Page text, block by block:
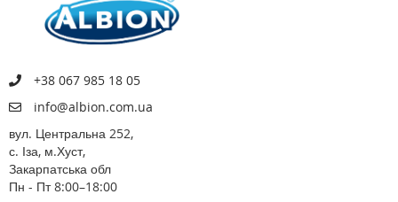
+38 067 985 18 05
info@albion.com.ua
вул. Центральна 252,
с. Іза, м.Хуст,
Закарпатська обл
Пн - Пт 8:00–18:00